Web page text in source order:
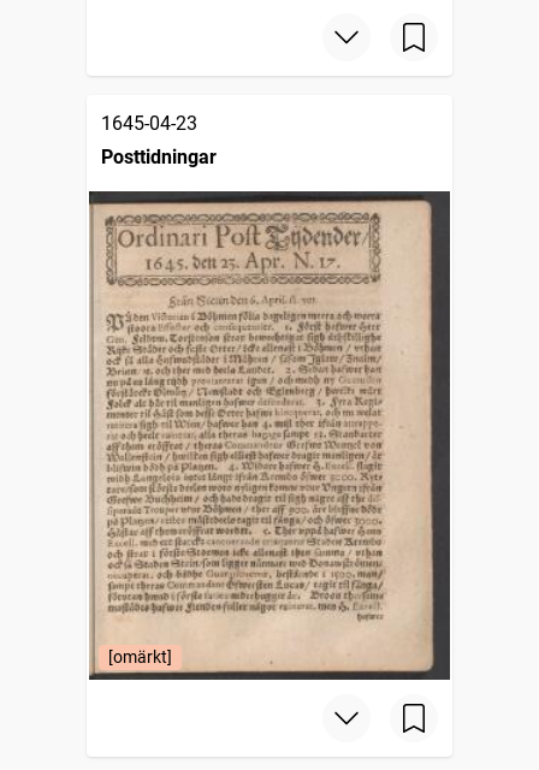
1645-04-23
Posttidningar
[omärkt]